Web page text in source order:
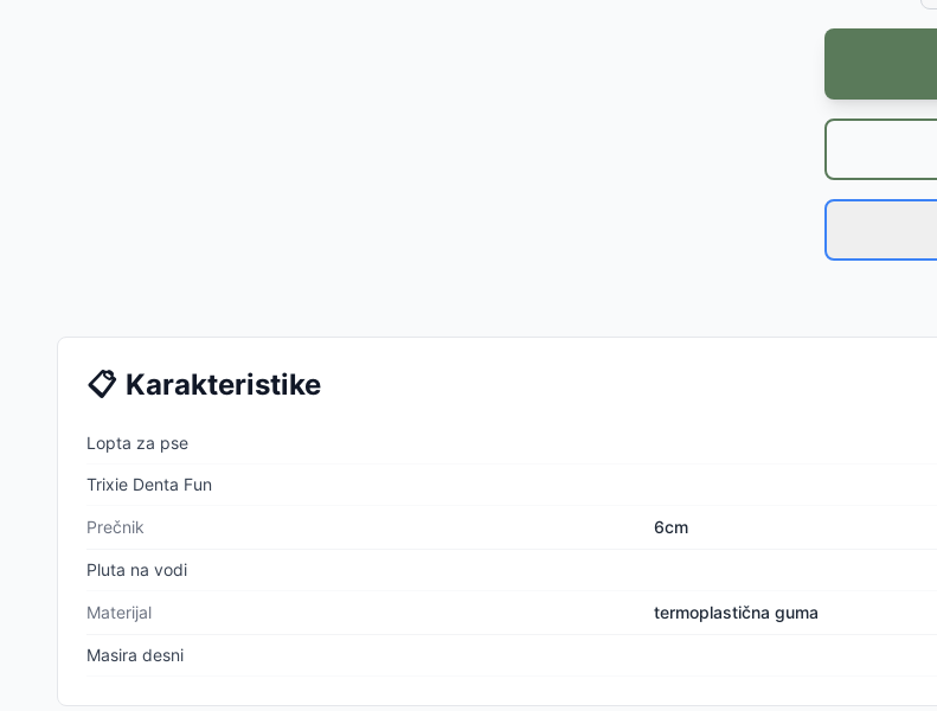
📋 Karakteristike
Lopta za pse
Trixie Denta Fun
Prečnik 6cm
Pluta na vodi
Materijal termoplastična guma
Masira desni